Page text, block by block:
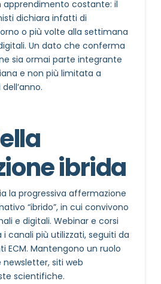
apprendimento costante: il
dichiara infatti di
o più volte alla settimana
Un dato che conferma
sia ormai parte integrante
e non più limitata a
ibrida
la progressiva affermazione
“ibrido”, in cui convivono
e digitali. Webinar e corsi
canali più utilizzati, seguiti da
ECM. Mantengono un ruolo
siti web
scientifiche.